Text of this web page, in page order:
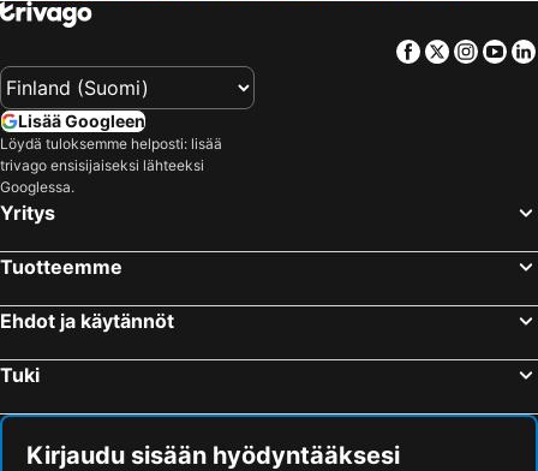
Facebook
Twitter
Lisää Googleen
Löydä tuloksemme helposti: lisää
trivago ensisijaiseksi lähteeksi
Googlessa.
Yritys
Tuotteemme
Ehdot ja käytännöt
Tuki
Kirjaudu sisään hyödyntääksesi